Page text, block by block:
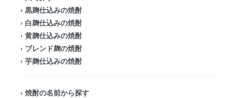
› 黒麹仕込みの焼酎
› 白麹仕込みの焼酎
› 黄麹仕込みの焼酎
› ブレンド麹の焼酎
› 芋麹仕込みの焼酎
› 焼酎の名前から探す